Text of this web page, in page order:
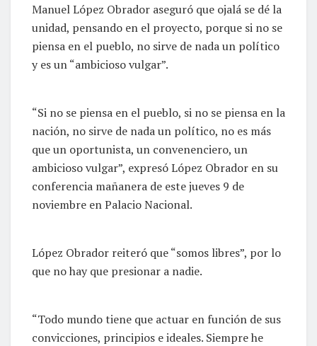
Manuel López Obrador aseguró que ojalá se dé la
unidad, pensando en el proyecto, porque si no se
piensa en el pueblo, no sirve de nada un político
y es un “ambicioso vulgar”.
“Si no se piensa en el pueblo, si no se piensa en la
nación, no sirve de nada un político, no es más
que un oportunista, un convenenciero, un
ambicioso vulgar”, expresó López Obrador en su
conferencia mañanera de este jueves 9 de
noviembre en Palacio Nacional.
López Obrador reiteró que “somos libres”, por lo
que no hay que presionar a nadie.
“Todo mundo tiene que actuar en función de sus
convicciones, principios e ideales. Siempre he